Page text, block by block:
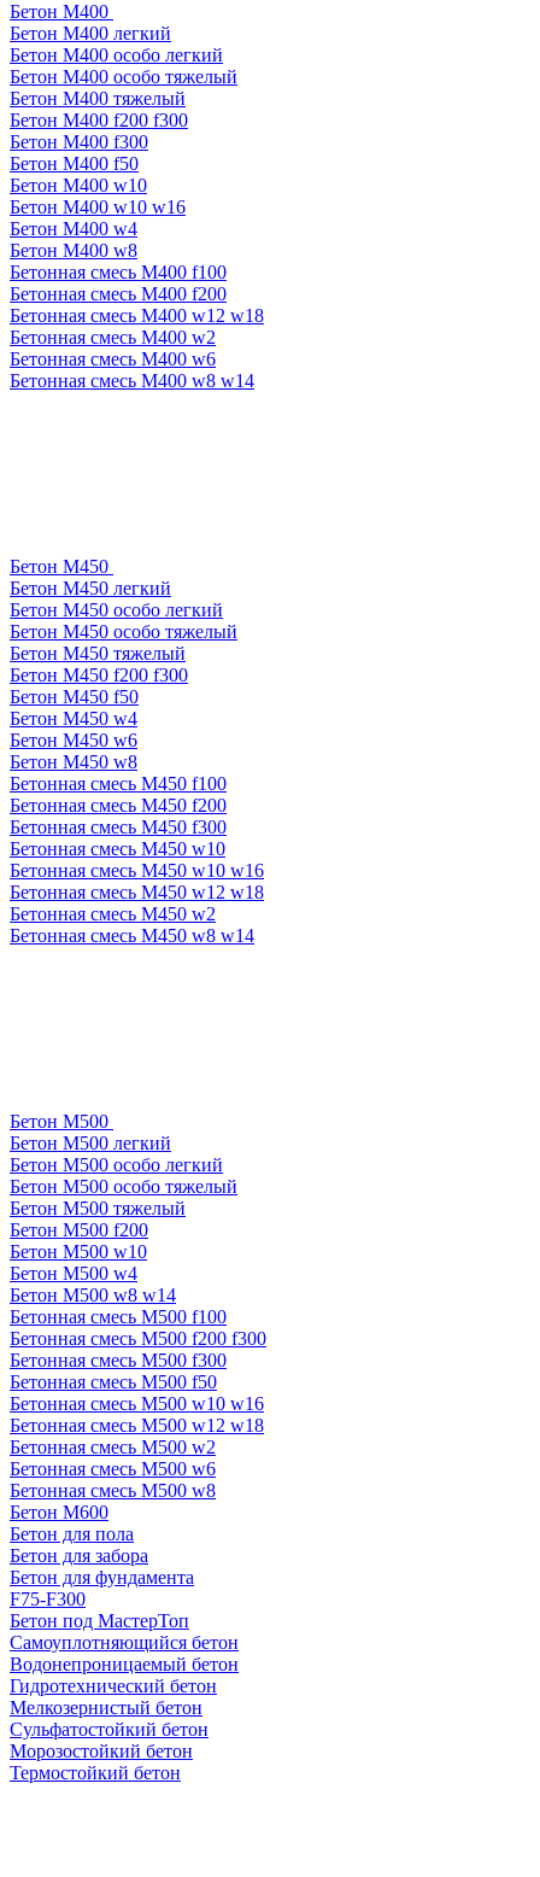
Бетон М400
Бетон М400 легкий
Бетон М400 особо легкий
Бетон М400 особо тяжелый
Бетон М400 тяжелый
Бетон М400 f200 f300
Бетон М400 f300
Бетон М400 f50
Бетон М400 w10
Бетон М400 w10 w16
Бетон М400 w4
Бетон М400 w8
Бетонная смесь М400 f100
Бетонная смесь М400 f200
Бетонная смесь М400 w12 w18
Бетонная смесь М400 w2
Бетонная смесь М400 w6
Бетонная смесь М400 w8 w14
Бетон М450
Бетон М450 легкий
Бетон М450 особо легкий
Бетон М450 особо тяжелый
Бетон М450 тяжелый
Бетон М450 f200 f300
Бетон М450 f50
Бетон М450 w4
Бетон М450 w6
Бетон М450 w8
Бетонная смесь М450 f100
Бетонная смесь М450 f200
Бетонная смесь М450 f300
Бетонная смесь М450 w10
Бетонная смесь М450 w10 w16
Бетонная смесь М450 w12 w18
Бетонная смесь М450 w2
Бетонная смесь М450 w8 w14
Бетон М500
Бетон М500 легкий
Бетон М500 особо легкий
Бетон М500 особо тяжелый
Бетон М500 тяжелый
Бетон М500 f200
Бетон М500 w10
Бетон М500 w4
Бетон М500 w8 w14
Бетонная смесь М500 f100
Бетонная смесь М500 f200 f300
Бетонная смесь М500 f300
Бетонная смесь М500 f50
Бетонная смесь М500 w10 w16
Бетонная смесь М500 w12 w18
Бетонная смесь М500 w2
Бетонная смесь М500 w6
Бетонная смесь М500 w8
Бетон М600
Бетон для пола
Бетон для забора
Бетон для фундамента
F75-F300
Бетон под МастерТоп
Самоуплотняющийся бетон
Водонепроницаемый бетон
Гидротехнический бетон
Мелкозернистый бетон
Сульфатостойкий бетон
Морозостойкий бетон
Термостойкий бетон